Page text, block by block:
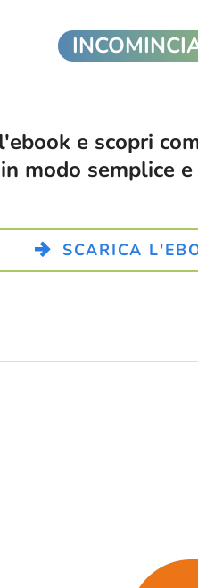
e scopri
modo semplice
SCARICA